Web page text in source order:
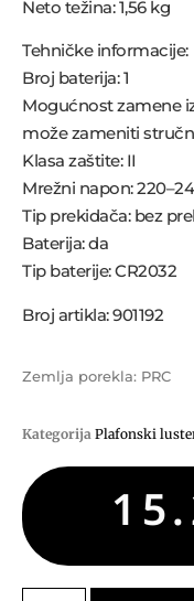
Neto težina: 1,56 kg
Tehničke informacije:
Broj baterija: 1
Mogućnost zamene
može zameniti
Klasa zaštite: II
Mrežni napon:
Tip prekidača: bez
Baterija: da
Tip baterije: CR2032
Broj artikla: 901192
Zemlja porekla: PRC
Kategorija Plafonski